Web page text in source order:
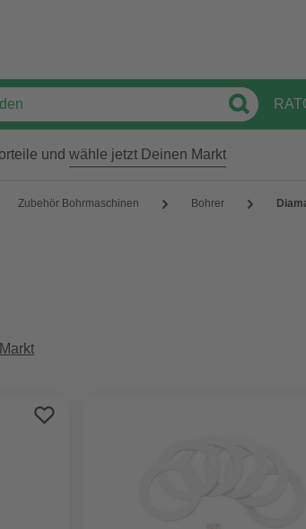
und wähle jetzt Deinen Markt
Zubehör Bohrmaschinen Bohrer